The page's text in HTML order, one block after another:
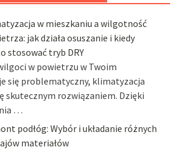
w mieszkaniu a wilgotność
jak działa osuszanie i kiedy
stosować tryb DRY
w powietrzu w Twoim
się problematyczny, klimatyzacja
skutecznym rozwiązaniem. Dzięki
…
podłóg: Wybór i układanie różnych
materiałów